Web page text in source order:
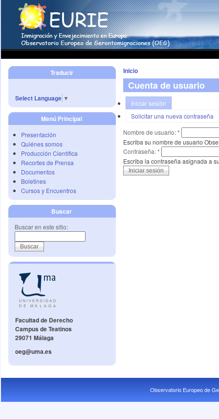
Traducir
Select Language ▼
Menú Principal
Presentación
Quiénes somos
Producción Científica
Recortes de Prensa
Documentos
Boletines
Cursos y Encuentros
Buscar
Buscar en este sitio:
Facultad de Derecho
Campus de Teatinos
29071 Málaga
oeg@uma.es
Inicio
Cuenta de usuario
Iniciar sesión
Solicitar una nueva contraseña
Nombre de usuario:*
Escriba su nombre de usuario
Contraseña:*
Escriba la contraseña asignada a
Observatorio Europeo de